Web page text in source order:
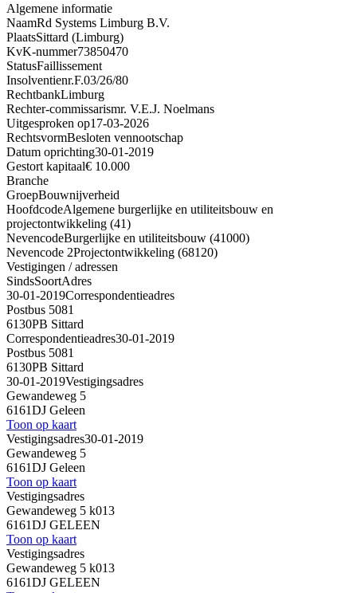
Algemene informatie
NaamRd Systems Limburg B.V.
PlaatsSittard (Limburg)
KvK-nummer73850470
StatusFaillissement
Insolventienr.F.03/26/80
RechtbankLimburg
Rechter-commissarismr. V.E.J. Noelmans
Uitgesproken op17-03-2026
RechtsvormBesloten vennootschap
Datum oprichting30-01-2019
Gestort kapitaal€ 10.000
Branche
GroepBouwnijverheid
HoofdcodeAlgemene burgerlijke en utiliteitsbouw en
projectontwikkeling (41)
NevencodeBurgerlijke en utiliteitsbouw (41000)
Nevencode 2Projectontwikkeling (68120)
Vestigingen / adressen
SindsSoortAdres
30-01-2019Correspondentieadres
Postbus 5081
6130PB Sittard
Correspondentieadres30-01-2019
Postbus 5081
6130PB Sittard
30-01-2019Vestigingsadres
Gewandeweg 5
6161DJ Geleen
Toon op kaart
Vestigingsadres30-01-2019
Gewandeweg 5
6161DJ Geleen
Toon op kaart
Vestigingsadres
Gewandeweg 5 k013
6161DJ GELEEN
Toon op kaart
Vestigingsadres
Gewandeweg 5 k013
6161DJ GELEEN